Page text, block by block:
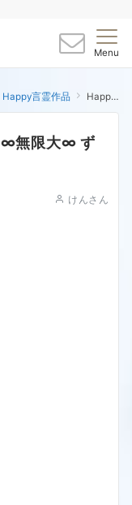
Menu
Happy言霊作品 Happy言霊作品 20000 plus∞無限大∞ ずっと幸新中❣️ 💎 第１１１弾 💎
無限大∞ ず
けんさん